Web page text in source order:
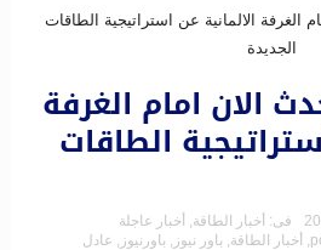
الان امام الغرفة
الطاقات
فى: أخبار الطاقة
أخبار عاجلة
أخبار الطاقة باور نيوز باورنيوز
عادل